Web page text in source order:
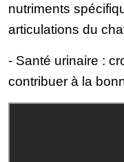
nutriments
articulations du
- Santé urinaire :
contribuer à la